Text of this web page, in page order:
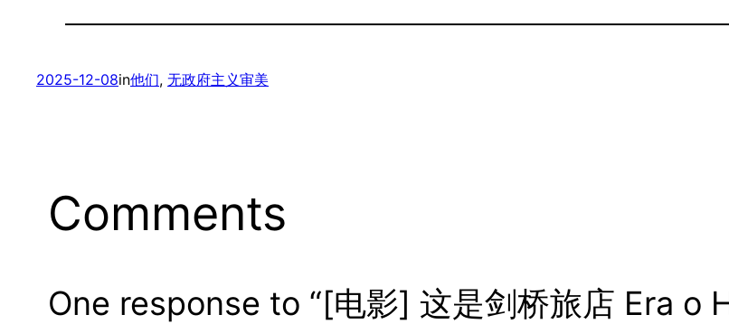
2025-12-08in他们, 无政府主义审美
Comments
One response to “[电影] 这是剑桥旅店 Era o